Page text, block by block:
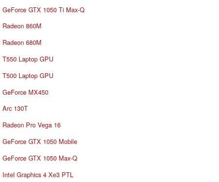
GeForce GTX 1050 Ti Max-Q
Radeon 860M
Radeon 680M
T550 Laptop GPU
T500 Laptop GPU
GeForce MX450
Arc 130T
Radeon Pro Vega 16
GeForce GTX 1050 Mobile
GeForce GTX 1050 Max-Q
Intel Graphics 4 Xe3 PTL